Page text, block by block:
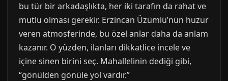
bu tür bir arkadaşlıkta, her iki tarafın da rahat ve
mutlu olması gerekir. Erzincan Üzümlü’nün huzur
veren atmosferinde, bu özel anlar daha da anlam
kazanır. O yüzden, ilanları dikkatlice incele ve
içine sinen birini seç. Mahallelinin dediği gibi,
“gönülden gönüle yol vardır.”